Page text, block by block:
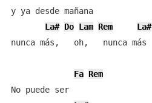
y ya desde mañana
La# Do Lam Rem La#
nunca más,   oh,   nunca más
Fa Rem
No puede ser